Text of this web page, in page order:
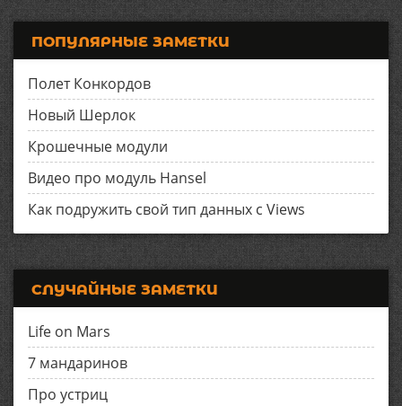
ПОПУЛЯРНЫЕ ЗАМЕТКИ
Полет Конкордов
Новый Шерлок
Крошечные модули
Видео про модуль Hansel
Как подружить свой тип данных с Views
СЛУЧАЙНЫЕ ЗАМЕТКИ
Life on Mars
7 мандаринов
Про устриц